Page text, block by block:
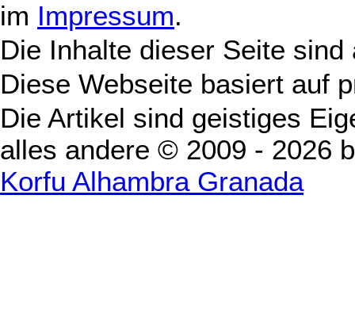
im Impressum.
Die Inhalte dieser Seite
Diese Webseite basiert auf
Die Artikel sind geistiges
alles andere © 2009 - 2026
Korfu Alhambra Granada